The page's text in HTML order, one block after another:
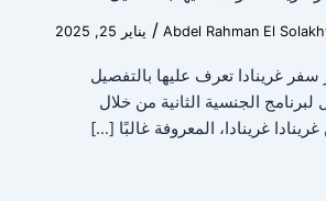
Abdel Rahman El
/ يناير 25, 2025
غرينادا تعرف عليها بالتفصيل
لبرنامج الجنسية الثانية من خلال
غرينادا، المعروفة غالبًا […]